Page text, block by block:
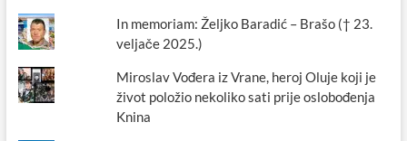
In memoriam: Željko Baradić – Brašo († 23.
veljače 2025.)
Miroslav Vođera iz Vrane, heroj Oluje koji je
život položio nekoliko sati prije oslobođenja
Knina